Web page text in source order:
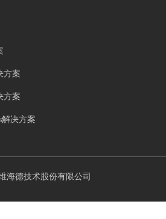
方案
方案
解决方案
海德技术股份有限公司